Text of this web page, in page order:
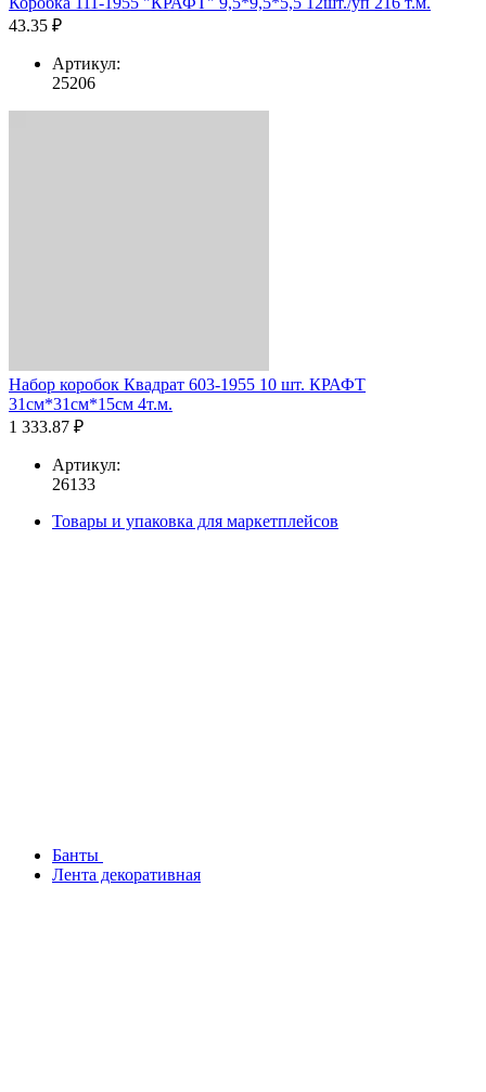
43.35 ₽
Артикул:
25206
Набор коробок Квадрат 603-1955 10 шт. КРАФТ
31см*31см*15см 4т.м.
1 333.87 ₽
Артикул:
26133
Товары и упаковка для маркетплейсов
Банты
Лента декоративная